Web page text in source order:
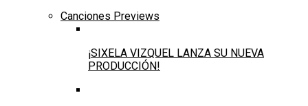
Canciones Previews
¡SIXELA VIZQUEL LANZA SU NUEVA
PRODUCCIÓN!